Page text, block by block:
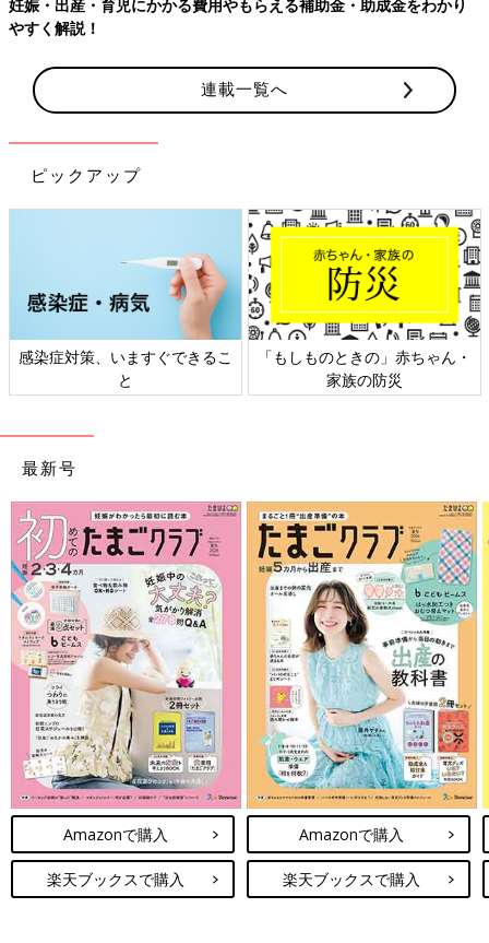
妊娠・出産・育児にかかる費用やもらえる補助金・助成金をわかり
やすく解説！
連載一覧へ
ピックアップ
感染症対策、いますぐできるこ
と
「もしものときの」赤ちゃん・
家族の防災
最新号
Amazonで購入
楽天ブックスで購入
Amazonで購入
楽天ブックスで購入